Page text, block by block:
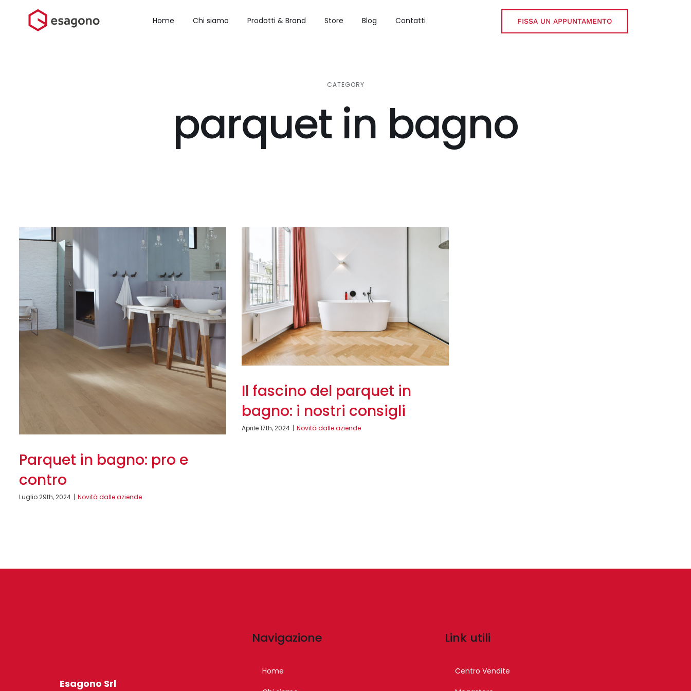
contenuto
Home Chi siamo Prodotti & Brand Store Blog Contatti FISSA UN APPUNTAMENTO
CATEGORY
parquet in bagno
Parquet in bagno: pro e
contro
Luglio 29th, 2024 | Novità dalle aziende
Il fascino del parquet in
bagno: i nostri consigli
Aprile 17th, 2024 | Novità dalle aziende
Esagono Srl
Navigazione
Home
Link utili
Centro Vendite